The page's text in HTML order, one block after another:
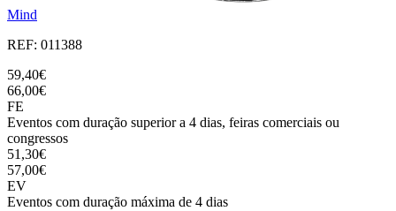
Mind
REF: 011388
59,40€
66,00€
FE
Eventos com duração superior a 4 dias, feiras comerciais ou
congressos
51,30€
57,00€
EV
Eventos com duração máxima de 4 dias